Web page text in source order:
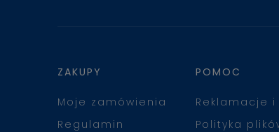
ZAKUPY
Moje zamówienia
Regulamin
POMOC
Reklamacje i
Polityka